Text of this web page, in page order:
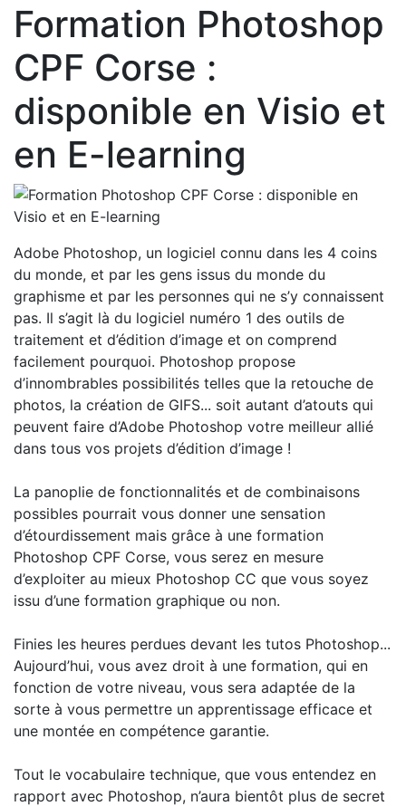
Formation Photoshop
CPF Corse :
disponible en Visio et
en E-learning
Adobe Photoshop, un logiciel connu dans les 4 coins
du monde, et par les gens issus du monde du
graphisme et par les personnes qui ne s’y connaissent
pas. Il s’agit là du logiciel numéro 1 des outils de
traitement et d’édition d’image et on comprend
facilement pourquoi. Photoshop propose
d’innombrables possibilités telles que la retouche de
photos, la création de GIFS... soit autant d’atouts qui
peuvent faire d’Adobe Photoshop votre meilleur allié
dans tous vos projets d’édition d’image !
La panoplie de fonctionnalités et de combinaisons
possibles pourrait vous donner une sensation
d’étourdissement mais grâce à une formation
Photoshop CPF Corse, vous serez en mesure
d’exploiter au mieux Photoshop CC que vous soyez
issu d’une formation graphique ou non.
Finies les heures perdues devant les tutos Photoshop...
Aujourd’hui, vous avez droit à une formation, qui en
fonction de votre niveau, vous sera adaptée de la
sorte à vous permettre un apprentissage efficace et
une montée en compétence garantie.
Tout le vocabulaire technique, que vous entendez en
rapport avec Photoshop, n’aura bientôt plus de secret